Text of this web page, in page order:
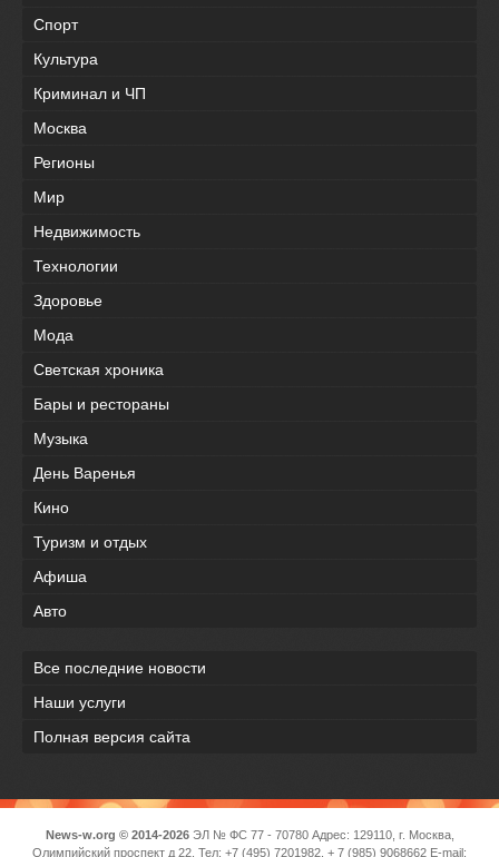
Спорт
Культура
Криминал и ЧП
Москва
Регионы
Мир
Недвижимость
Технологии
Здоровье
Мода
Светская хроника
Бары и рестораны
Музыка
День Варенья
Кино
Туризм и отдых
Афиша
Авто
Все последние новости
Наши услуги
Полная версия сайта
News-w.org © 2014-2026ЭЛ № ФС 77 - 70780 Адрес: 129110, г. Москва,
Олимпийский проспект д 22, Тел: +7 (495) 7201982, + 7 (985) 9068662 E-mail: